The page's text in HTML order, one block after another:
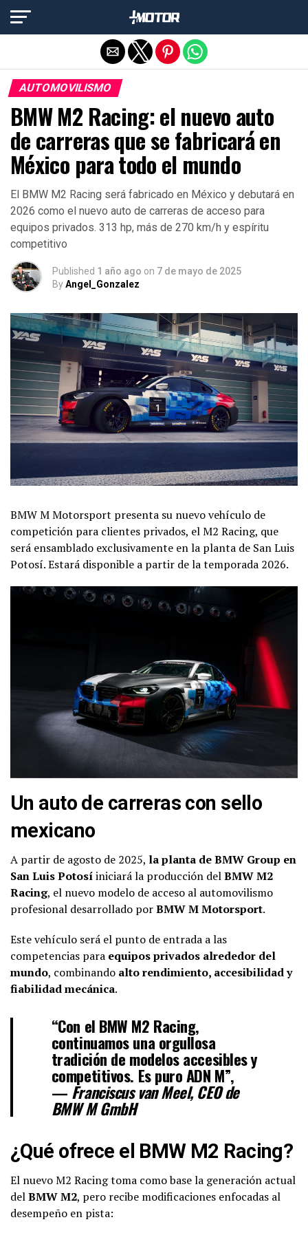
AUTOMOVILISMO
BMW M2 Racing: el nuevo auto
de carreras que se fabricará en
México para todo el mundo
El BMW M2 Racing será fabricado en México y debutará en
2026 como el nuevo auto de carreras de acceso para
equipos privados. 313 hp, más de 270 km/h y espíritu
competitivo
Published 1 año ago on 7 de mayo de 2025
ByAngel_Gonzalez
BMW M Motorsport presenta su nuevo vehículo de
competición para clientes privados, el M2 Racing, que
será ensamblado exclusivamente en la planta de San Luis
Potosí. Estará disponible a partir de la temporada 2026.
Un auto de carreras con sello
mexicano
A partir de agosto de 2025, la planta de BMW Group en
San Luis Potosíiniciará la producción delBMW M2
Racing, el nuevo modelo de acceso al automovilismo
profesional desarrollado porBMW M Motorsport.
Este vehículo será el punto de entrada a las
competencias para equipos privados alrededor del
mundo, combinando alto rendimiento, accesibilidad y
fiabilidad mecánica.
“Con el BMW M2 Racing,
continuamos una orgullosa
tradición de modelos accesibles y
competitivos. Es puro ADN M”,
— Franciscus van Meel, CEO de
BMW M GmbH
¿Qué ofrece el BMW M2 Racing?
El nuevo M2 Racing toma como base la generación actual
delBMW M2, pero recibe modificaciones enfocadas al
desempeño en pista:
Salir de la versión móvil